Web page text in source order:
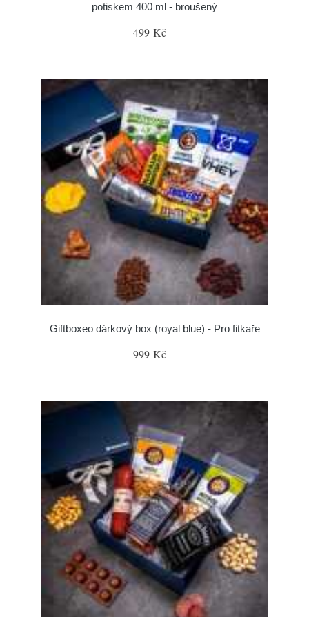
potiskem 400 ml - broušený
499 Kč
Giftboxeo dárkový box (royal blue) - Pro fitkaře
999 Kč